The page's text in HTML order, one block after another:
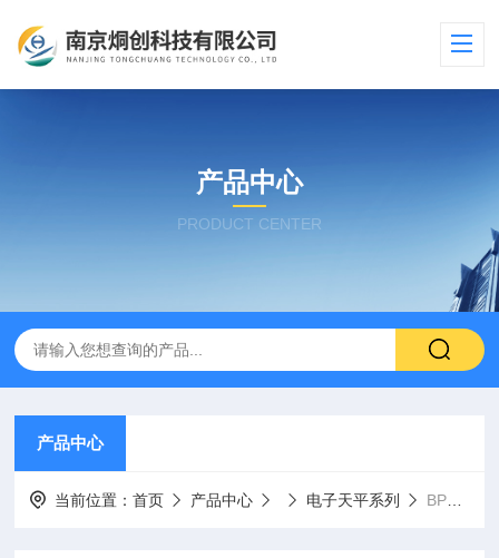
产品中心
PRODUCT CENTER
产品中心
当前位置：首页 产品中心 电子天平系列 BP系列精密电子天平